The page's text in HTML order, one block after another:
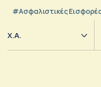
#Ασφαλιστικές
Χ.Α.